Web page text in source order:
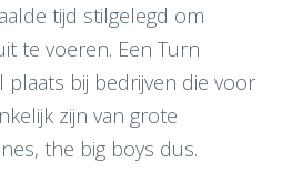
tijd stilgelegd om
te voeren. Een Turn
bij bedrijven die voor
zijn van grote
the big boys dus.